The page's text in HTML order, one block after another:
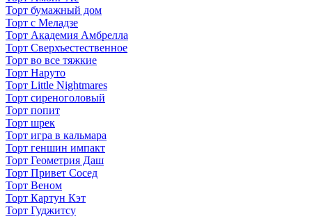
Торт бумажный дом
Торт с Меладзе
Торт Академия Амбрелла
Торт Сверхъестественное
Торт во все тяжкие
Торт Наруто
Торт Little Nightmares
Торт сиреноголовый
Торт попит
Торт шрек
Торт игра в кальмара
Торт геншин импакт
Торт Геометрия Даш
Торт Привет Сосед
Торт Веном
Торт Картун Кэт
Торт Гуджитсу